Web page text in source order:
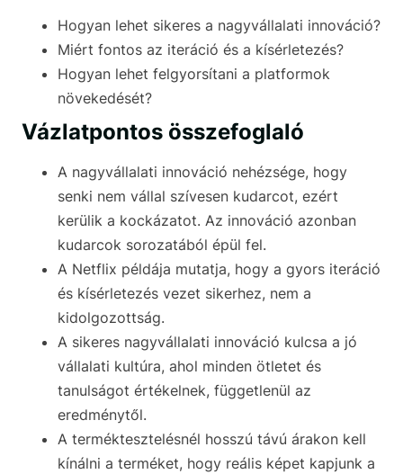
Hogyan lehet sikeres a nagyvállalati innováció?
Miért fontos az iteráció és a kísérletezés?
Hogyan lehet felgyorsítani a platformok
növekedését?
Vázlatpontos összefoglaló
A nagyvállalati innováció nehézsége, hogy
senki nem vállal szívesen kudarcot, ezért
kerülik a kockázatot. Az innováció azonban
kudarcok sorozatából épül fel.
A Netflix példája mutatja, hogy a gyors iteráció
és kísérletezés vezet sikerhez, nem a
kidolgozottság.
A sikeres nagyvállalati innováció kulcsa a jó
vállalati kultúra, ahol minden ötletet és
tanulságot értékelnek, függetlenül az
eredménytől.
A terméktesztelésnél hosszú távú árakon kell
kínálni a terméket, hogy reális képet kapjunk a